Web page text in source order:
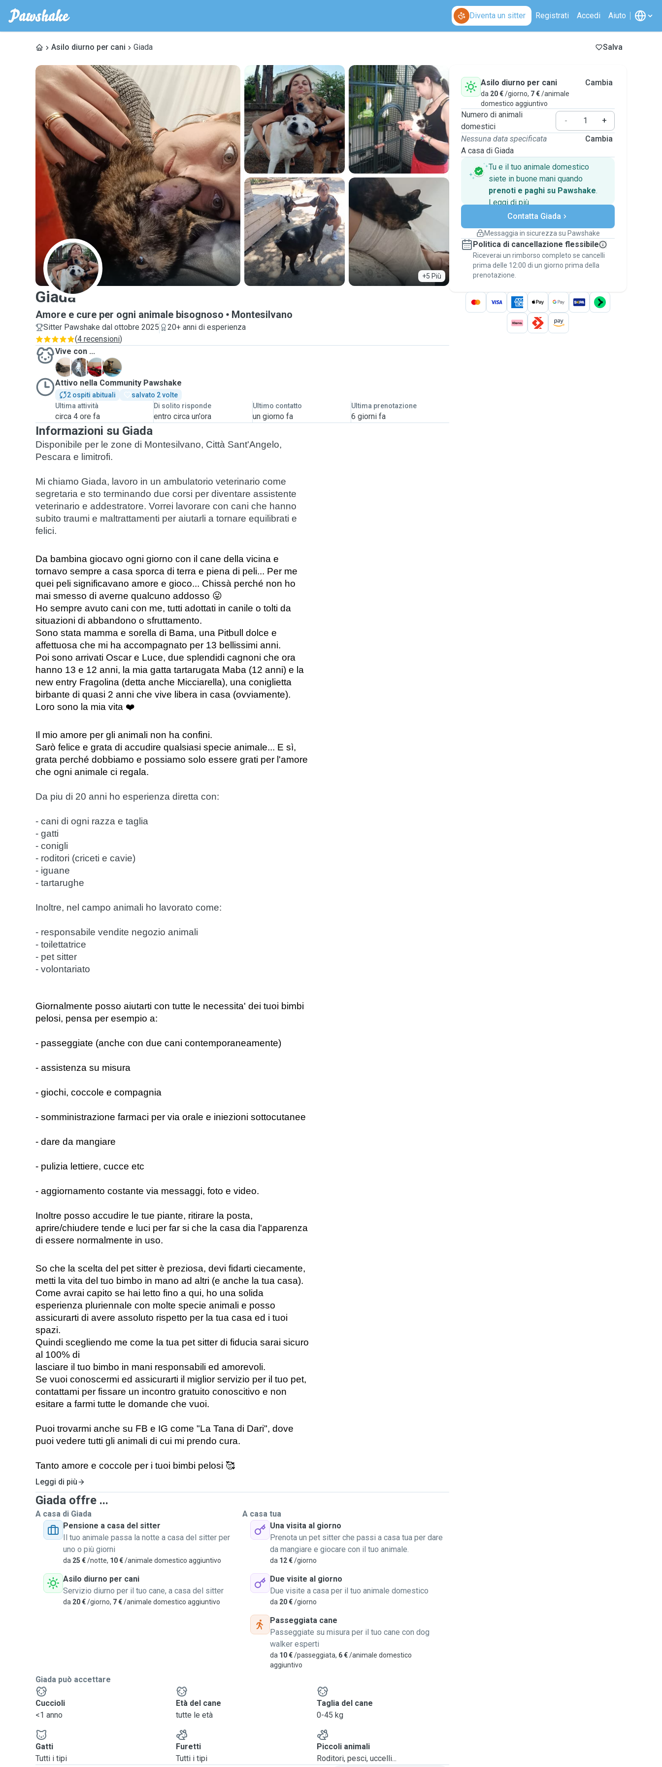
Diventa un sitter Registrati Accedi Aiuto
Asilo diurno per cani Giada Salva
+5 Più
G
Giada
Amore e cure per ogni animale bisognoso Montesilvano
Sitter Pawshake dal ottobre 2025
20+ anni di esperienza
(4 recensioni)
Vive con ...
F
L M
O
Attivo nella Community Pawshake
2 ospiti abituali
salvato 2 volte
Ultima attività
circa 4 ore fa
Di solito risponde
entro circa un'ora
Ultimo contatto
un giorno fa
Ultima prenotazione
6 giorni fa
Informazioni su Giada
Disponibile per le zone di Montesilvano, Città Sant'Angelo,
Pescara e limitrofi.
Mi chiamo Giada, lavoro in un ambulatorio veterinario come
segretaria e sto terminando due corsi per diventare assistente
veterinario e addestratore. Vorrei lavorare con cani che hanno
subito traumi e maltrattamenti per aiutarli a tornare equilibrati e
felici.
Da bambina giocavo ogni giorno con il cane della vicina e
tornavo sempre a casa sporca di terra e piena di peli... Per me
quei peli significavano amore e gioco... Chissà perché non ho
mai smesso di averne qualcuno addosso 😛
Ho sempre avuto cani con me, tutti adottati in canile o tolti da
situazioni di abbandono o sfruttamento.
Sono stata mamma e sorella di Bama, una Pitbull dolce e
affettuosa che mi ha accompagnato per 13 bellissimi anni.
Poi sono arrivati Oscar e Luce, due splendidi cagnoni che ora
hanno 13 e 12 anni, la mia gatta tartarugata Maba (12 anni) e la
new entry Fragolina (detta anche Micciarella), una coniglietta
birbante di quasi 2 anni che vive libera in casa (ovviamente).
Loro sono la mia vita ❤️
Il mio amore per gli animali non ha confini.
Sarò felice e grata di accudire qualsiasi specie animale... E sì,
grata perché dobbiamo e possiamo solo essere grati per l'amore
che ogni animale ci regala.
Da piu di 20 anni ho esperienza diretta con:
- cani di ogni razza e taglia
- gatti
- conigli
- roditori (criceti e cavie)
- iguane
- tartarughe
Inoltre, nel campo animali ho lavorato come:
- responsabile vendite negozio animali
- toilettatrice
- pet sitter
- volontariato
Giornalmente posso aiutarti con tutte le necessita' dei tuoi bimbi
pelosi, pensa per esempio a:
- passeggiate (anche con due cani contemporaneamente)
- assistenza su misura
- giochi, coccole e compagnia
- somministrazione farmaci per via orale e iniezioni sottocutanee
- dare da mangiare
- pulizia lettiere, cucce etc
- aggiornamento costante via messaggi, foto e video.
Inoltre posso accudire le tue piante, ritirare la posta,
aprire/chiudere tende e luci per far si che la casa dia l'apparenza
di essere normalmente in uso.
So che la scelta del pet sitter è preziosa, devi fidarti ciecamente,
metti la vita del tuo bimbo in mano ad altri (e anche la tua casa).
Come avrai capito se hai letto fino a qui, ho una solida
esperienza pluriennale con molte specie animali e posso
assicurarti di avere assoluto rispetto per la tua casa ed i tuoi
spazi.
Quindi scegliendo me come la tua pet sitter di fiducia sarai sicuro
al 100% di
lasciare il tuo bimbo in mani responsabili ed amorevoli.
Se vuoi conoscermi ed assicurarti il miglior servizio per il tuo pet,
contattami per fissare un incontro gratuito conoscitivo e non
esitare a farmi tutte le domande che vuoi.
Puoi trovarmi anche su FB e IG come "La Tana di Dari", dove
puoi vedere tutti gli animali di cui mi prendo cura.
Tanto amore e coccole per i tuoi bimbi pelosi 🥰
Leggi di più
Giada offre ...
A casa di Giada
Pensione a casa del sitter
Il tuo animale passa la notte a casa del sitter per
uno o più giorni
da 25 €/notte, 10 €/animale domestico aggiuntivo
Asilo diurno per cani
Servizio diurno per il tuo cane, a casa del sitter
da 20 €/giorno, 7 €/animale domestico aggiuntivo
A casa tua
Una visita al giorno
Prenota un pet sitter che passi a casa tua per dare
da mangiare e giocare con il tuo animale.
da 12 €/giorno
Due visite al giorno
Due visite a casa per il tuo animale domestico
da 20 €/giorno
Passeggiata cane
Passeggiate su misura per il tuo cane con dog
walker esperti
da 10 €/passeggiata, 6 €/animale domestico
aggiuntivo
Giada può accettare
Cuccioli
<1 anno
Età del cane
tutte le età
Taglia del cane
0-45 kg
Gatti
Tutti i tipi
Furetti
Tutti i tipi
Piccoli animali
Roditori, pesci, uccelli...
Asilo diurno per cani
da 20 €/giorno, 7 €/animale
domestico aggiuntivo
Cambia
Numero di animali
domestici
-
+
Nessuna data specificata
A casa di Giada
Cambia
Tu e il tuo animale domestico
siete in buone mani quando
prenoti e paghi su Pawshake.
Leggi di piùPagamenti sicuri
Assistenza se i piani
Prenotazioni coperte
Stai su Pawshake - dal primo messaggio al
pagamento - per attivare laGaranzia
Pawshake.
Contatta Giada
Messaggia in sicurezza su Pawshake
Politica di cancellazione flessibile
Riceverai un rimborso completo se cancelli
prima delle 12:00 di un giorno prima della
prenotazione.